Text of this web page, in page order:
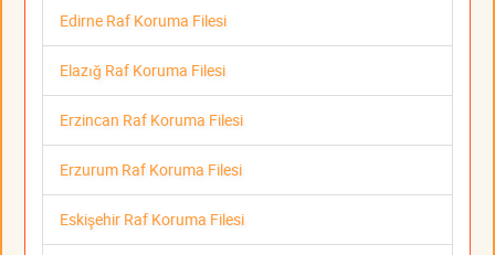
Edirne Raf Koruma Filesi
Elazığ Raf Koruma Filesi
Erzincan Raf Koruma Filesi
Erzurum Raf Koruma Filesi
Eskişehir Raf Koruma Filesi